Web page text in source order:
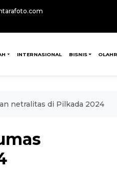
INTERNASIONAL BISNIS
netralitas di Pilkada 2024